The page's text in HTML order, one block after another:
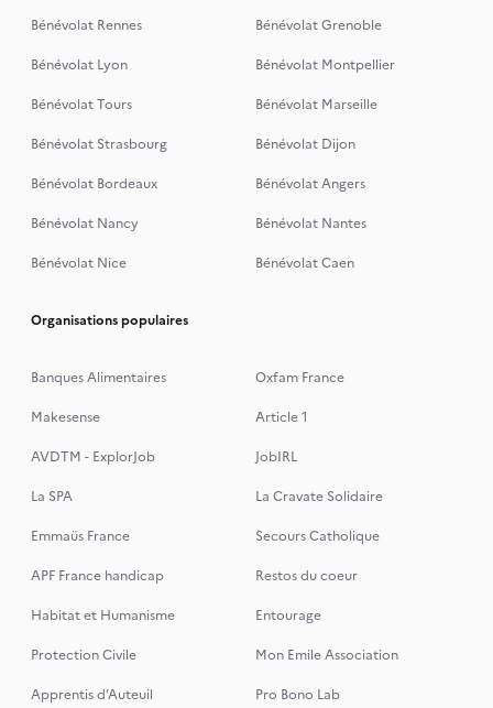
Bénévolat Rennes
Bénévolat Grenoble
Bénévolat Lyon
Bénévolat Montpellier
Bénévolat Tours
Bénévolat Marseille
Bénévolat Strasbourg
Bénévolat Dijon
Bénévolat Bordeaux
Bénévolat Angers
Bénévolat Nancy
Bénévolat Nantes
Bénévolat Nice
Bénévolat Caen
Organisations populaires
Banques Alimentaires
Oxfam France
Makesense
Article 1
AVDTM - ExplorJob
JobIRL
La SPA
La Cravate Solidaire
Emmaüs France
Secours Catholique
APF France handicap
Restos du coeur
Habitat et Humanisme
Entourage
Protection Civile
Mon Emile Association
Apprentis d’Auteuil
Pro Bono Lab